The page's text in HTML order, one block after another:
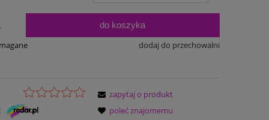
do koszyka
dodaj do przechowalni
zapytaj o produkt
poleć znajomemu